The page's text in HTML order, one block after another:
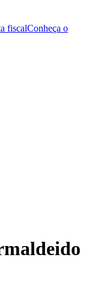
fiscalConheça o